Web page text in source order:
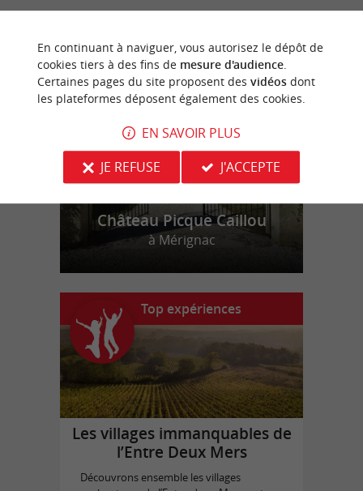
n
o
t
r
e
c
o
u
p
d
e
c
o
e
u
r
Château Picque Caillou
à Mérignac
Top expériences
Les villages immanquables de
l’Entre Deux Mers
Découvrons ensemble les villages
En continuant à naviguer, vous autorisez le dépôt de
cookies tiers à des fins de mesure d'audience.
Certaines pages du site proposent des vidéosdont
les plateformes déposent également des cookies.
EN SAVOIR PLUS
JE REFUSE
J'ACCEPTE